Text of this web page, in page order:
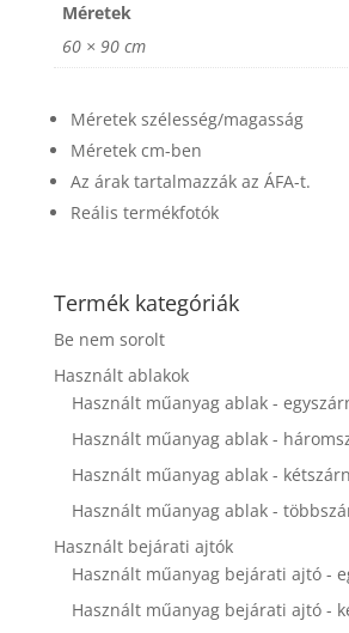
Méretek
60 × 90 cm
Méretek szélesség/magasság
Méretek cm-ben
Az árak tartalmazzák az ÁFA-t.
Reális termékfotók
Termék kategóriák
Be nem sorolt
Használt ablakok
Használt műanyag ablak -
Használt műanyag ablak -
Használt műanyag ablak -
Használt műanyag ablak -
Használt bejárati ajtók
Használt műanyag bejárati ajtó -
Használt műanyag bejárati ajtó -
as
your
you